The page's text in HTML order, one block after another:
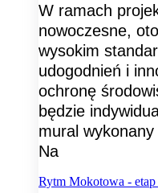
W ramach
nowoczesne,
wysokim
udogodnień i
ochronę
będzie
mural
Na
Rytm Mokotowa -